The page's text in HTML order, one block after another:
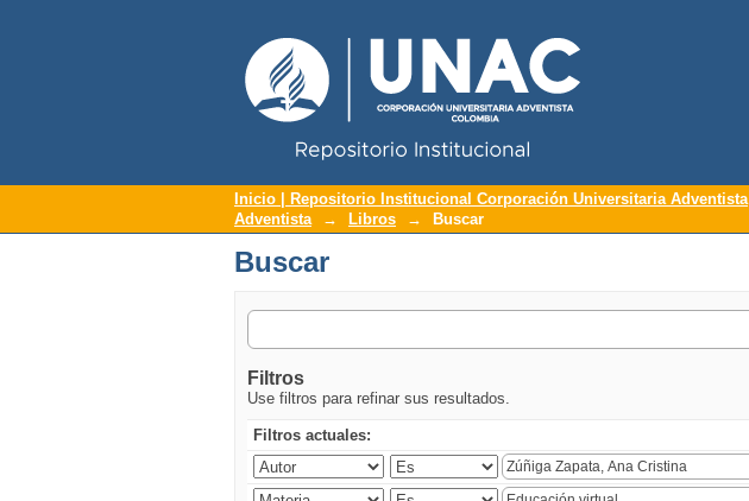
Buscar
Inicio | Repositorio Institucional Corporación Universitaria Adventista
Adventista
→ Libros → Buscar
Buscar
Filtros
Use filtros para refinar sus resultados.
Filtros actuales: